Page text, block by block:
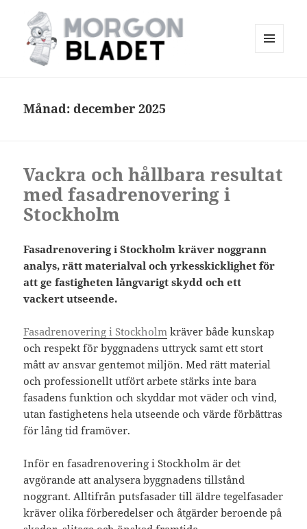
Månad:december 2025
Vackra och hållbara resultat
med fasadrenovering i
Stockholm
Fasadrenovering i Stockholm kräver noggrann
analys, rätt materialval och yrkesskicklighet för
att ge fastigheten långvarigt skydd och ett
vackert utseende.
Fasadrenovering i Stockholm kräver både kunskap
och respekt för byggnadens uttryck samt ett stort
mått av ansvar gentemot miljön. Med rätt material
och professionellt utfört arbete stärks inte bara
fasadens funktion och skyddar mot väder och vind,
utan fastighetens hela utseende och värde förbättras
för lång tid framöver.
Inför en fasadrenovering i Stockholm är det
avgörande att analysera byggnadens tillstånd
noggrant. Alltifrån putsfasader till äldre tegelfasader
kräver olika förberedelser och åtgärder beroende på